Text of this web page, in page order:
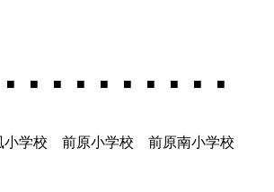
■ ■ ■ ■ ■ ■ ■ ■ ■
学校 前原小学校 前原南小学校